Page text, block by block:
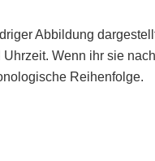
Abbildung
Wenn ihr sie nach
Reihenfolge.